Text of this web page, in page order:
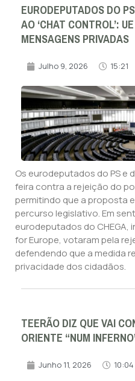
EURODEPUTADOS DO
AO ‘CHAT CONTROL’:
MENSAGENS PRIVADAS
Julho 9, 2026 15:21
Os eurodeputados do PS e
feira contra a rejeição do
permitindo que a proposta
percurso legislativo. Em
eurodeputados do
for Europe, votaram pela
defendendo que a medida
privacidade dos cidadãos.
TEERÃO DIZ QUE VAI
ORIENTE “NUM
Junho 11, 2026 10:04